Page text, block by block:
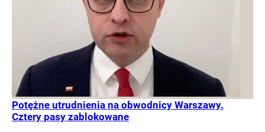
Potężne utrudnienia na obwodnicy Warszawy.
Cztery pasy zablokowane